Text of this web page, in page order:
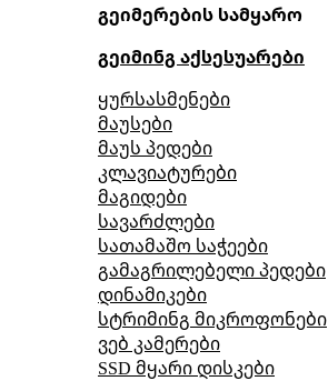
გეიმერების სამყარო
გეიმინგ აქსესუარები
ყურსასმენები
მაუსები
მაუს პედები
კლავიატურები
მაგიდები
სავარძლები
სათამაშო საჭეები
გამაგრილებელი პედები
დინამიკები
სტრიმინგ მიკროფონები
ვებ კამერები
SSD მყარი დისკები